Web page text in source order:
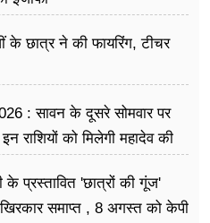
छात्र ने की फायरिंग, टीचर
: सावन के दूसरे सोमवार पर
राशियों को मिलेगी महादेव की
प्रस्तावित 'छात्रों की गूंज'
समाप्त , 8 अगस्त को केपी